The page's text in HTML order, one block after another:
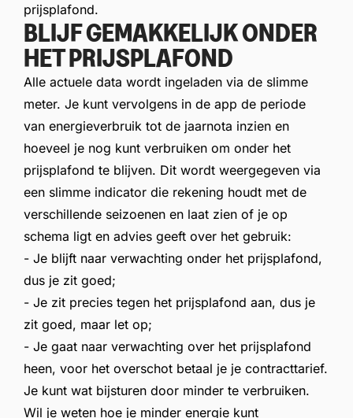
prijsplafond.
BLIJF GEMAKKELIJK ONDER
HET PRIJSPLAFOND
Alle actuele data wordt ingeladen via de slimme
meter. Je kunt vervolgens in de app de periode
van energieverbruik tot de jaarnota inzien en
hoeveel je nog kunt verbruiken om onder het
prijsplafond te blijven. Dit wordt weergegeven via
een slimme indicator die rekening houdt met de
verschillende seizoenen en laat zien of je op
schema ligt en advies geeft over het gebruik:
- Je blijft naar verwachting onder het prijsplafond,
dus je zit goed;
- Je zit precies tegen het prijsplafond aan, dus je
zit goed, maar let op;
- Je gaat naar verwachting over het prijsplafond
heen, voor het overschot betaal je je contracttarief.
Je kunt wat bijsturen door minder te verbruiken.
Wil je weten hoe je minder energie kunt